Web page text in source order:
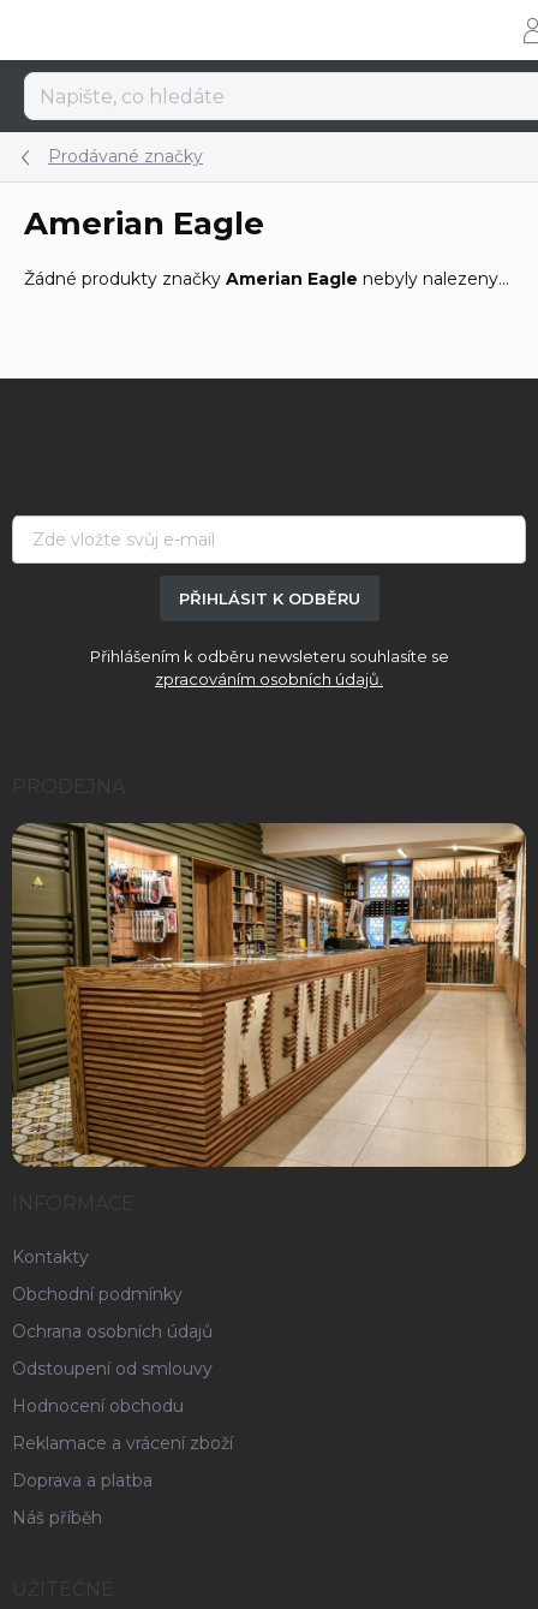
obsah
Prodávané značky
Amerian Eagle
Žádné produkty značky Amerian Eagle nebyly nalezeny...
PŘIHLÁSIT K ODBĚRU
Přihlášením k odběru newsleteru souhlasíte se
zpracováním osobních údajů.
PRODEJNA
INFORMACE
Kontakty
Obchodní podmínky
Ochrana osobních údajů
Odstoupení od smlouvy
Hodnocení obchodu
Reklamace a vrácení zboží
Doprava a platba
Náš příběh
UŽITEČNÉ